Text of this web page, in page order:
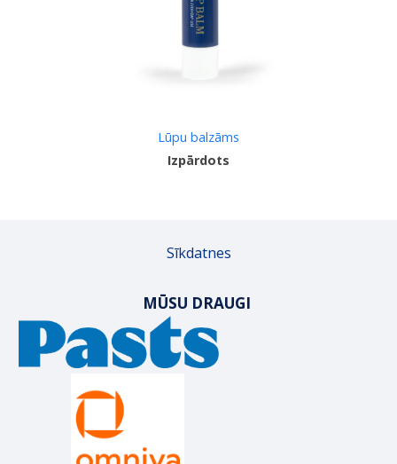
Lūpu balzāms
Izpārdots
Sīkdatnes
MŪSU DRAUGI